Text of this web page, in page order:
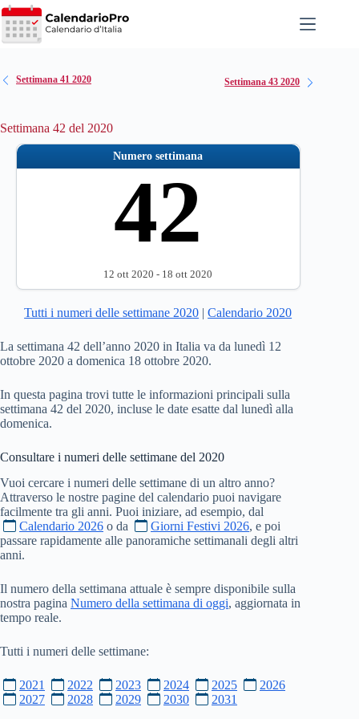
Salta
al
contenuto
Settimana 41 2020 Settimana 43 2020
Settimana 42 del 2020
Numero settimana
42
12 ott 2020 - 18 ott 2020
Tutti i numeri delle settimane 2020 |Calendario 2020
La settimana 42 dell’anno 2020 in Italia va da lunedì 12
ottobre 2020 a domenica 18 ottobre 2020.
In questa pagina trovi tutte le informazioni principali sulla
settimana 42 del 2020, incluse le date esatte dal lunedì alla
domenica.
Consultare i numeri delle settimane del 2020
Vuoi cercare i numeri delle settimane di un altro anno?
Attraverso le nostre pagine del calendario puoi navigare
facilmente tra gli anni. Puoi iniziare, ad esempio, dal
Calendario 2026 o da Giorni Festivi 2026, e poi
passare rapidamente alle panoramiche settimanali degli altri
anni.
Il numero della settimana attuale è sempre disponibile sulla
nostra pagina Numero della settimana di oggi, aggiornata in
tempo reale.
Tutti i numeri delle settimane:
2021 2022 2023 2024 2025
2026
2027
2028 2029 2030 2031